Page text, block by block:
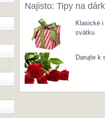
Najisto: Tipy na
Klasické
svátku
Darujte k